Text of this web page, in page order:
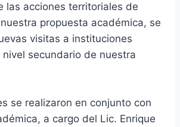
las acciones territoriales de
propuesta académica, se
visitas a instituciones
secundario de nuestra
se realizaron en conjunto con
a cargo del Lic. Enrique